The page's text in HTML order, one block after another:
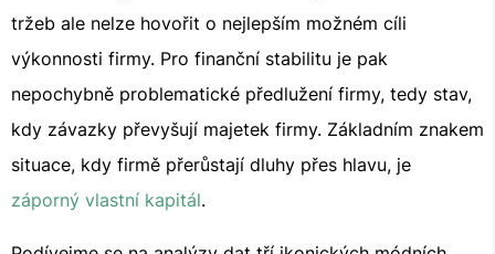
tržeb ale nelze hovořit o nejlepším možném cíli
výkonnosti firmy. Pro finanční stabilitu je pak
nepochybně problematické předlužení firmy, tedy stav,
kdy závazky převyšují majetek firmy. Základním znakem
situace, kdy firmě přerůstají dluhy přes hlavu, je
záporný vlastní kapitál.